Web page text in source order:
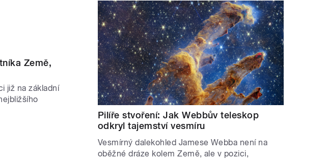
Země,
již na základní
Pilíře stvoření: Jak Webbův teleskop
odkryl tajemství vesmíru
Vesmírný dalekohled Jamese Webba není na
oběžné dráze kolem Země, ale v pozici,